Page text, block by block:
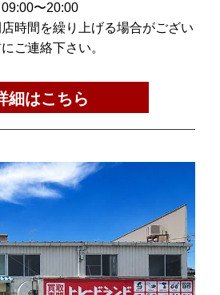
〜20:00
時間を繰り上げる場合がござい
ご連絡下さい。
細はこちら